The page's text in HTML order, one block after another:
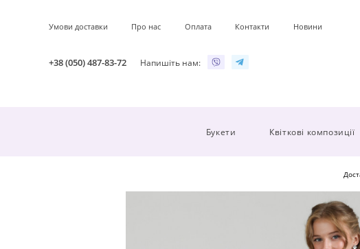
Умови доставки Про нас Оплата Контакти Новини
+38 (050) 487-83-72 Напишіть нам:
Букети Квіткові композиції